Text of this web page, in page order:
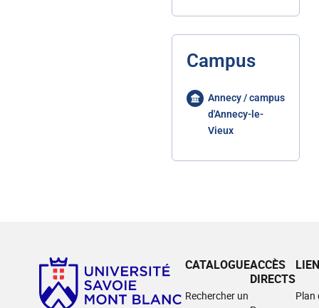
Campus
Annecy / campus
d'Annecy-le-
Vieux
CATALOGUE
Rechercher un
ACCÈS
DIRECTS
Plan